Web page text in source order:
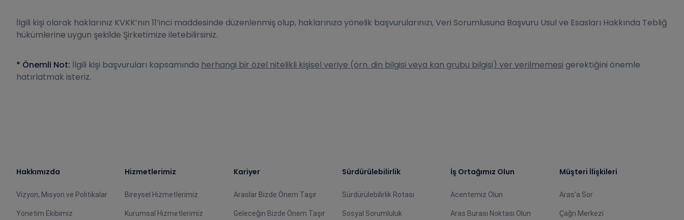
İlgili kişi olarak haklarınız KVKK’nın 11’inci maddesinde düzenlenmiş olup, haklarınıza yönelik başvurularınızı, Veri Sorumlusuna Başvuru Usul ve Esasları Hakkında Tebliğ
hükümlerine uygun şekilde Şirketimize iletebilirsiniz.
* Önemli Not: İlgili kişi başvuruları kapsamında herhangi bir özel nitelikli kişisel veriye (örn. din bilgisi veya kan grubu bilgisi) yer verilmemesi gerektiğini önemle
hatırlatmak isteriz.
Hakkımızda
Vizyon, Misyon ve Politikalar
Yönetim Ekibimiz
Hizmetlerimiz
Bireysel Hizmetlerimiz
Kurumsal Hizmetlerimiz
Kariyer
Araslar Bizde Önem Taşır
Geleceğin Bizde Önem Taşır
Sürdürülebilirlik
Sürdürülebilirlik Rotası
Sosyal Sorumluluk
İş Ortağımız Olun
Acentemiz Olun
Aras Burası Noktası Olun
Müşteri İlişkileri
Aras'a Sor
Çağrı Merkezi